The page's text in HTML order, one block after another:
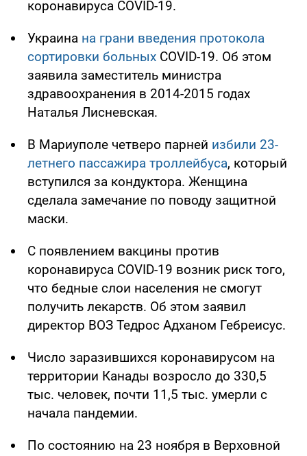
коронавируса COVID-19.
Украина на грани введения протокола
сортировки больных COVID-19. Об этом
заявила заместитель министра
здравоохранения в 2014-2015 годах
Наталья Лисневская.
В Мариуполе четверо парней избили 23-
летнего пассажира троллейбуса, который
вступился за кондуктора. Женщина
сделала замечание по поводу защитной
маски.
С появлением вакцины против
коронавируса COVID-19 возник риск того,
что бедные слои населения не смогут
получить лекарств. Об этом заявил
директор ВОЗ Тедрос Адханом Гебреисус.
Число заразившихся коронавирусом на
территории Канады возросло до 330,5
тыс. человек, почти 11,5 тыс. умерли с
начала пандемии.
По состоянию на 23 ноября в Верховной